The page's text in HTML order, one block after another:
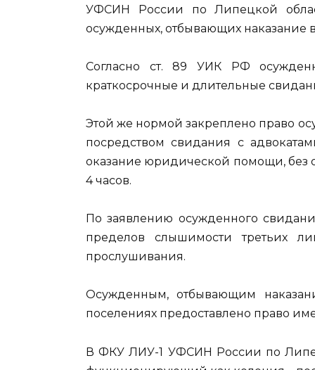
УФСИН России по Липецкой
осужденных, отбывающих наказание
Согласно ст. 89 УИК РФ
краткосрочные и длительные
Этой же нормой закреплено право
посредством свидания с
оказание юридической помощи, без
4 часов.
По заявлению осужденного
пределов слышимости третьих
прослушивания.
Осужденным, отбывающим
поселениях предоставлено право
В ФКУ ЛИУ-1 УФСИН России по